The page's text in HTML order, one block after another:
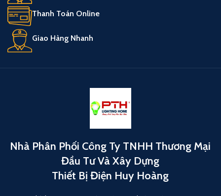
Thanh Toán Online
Giao Hàng Nhanh
Nhà Phân Phối Công Ty TNHH Thương Mại
Đầu Tư Và Xây Dựng
Thiết Bị Điện Huy Hoàng